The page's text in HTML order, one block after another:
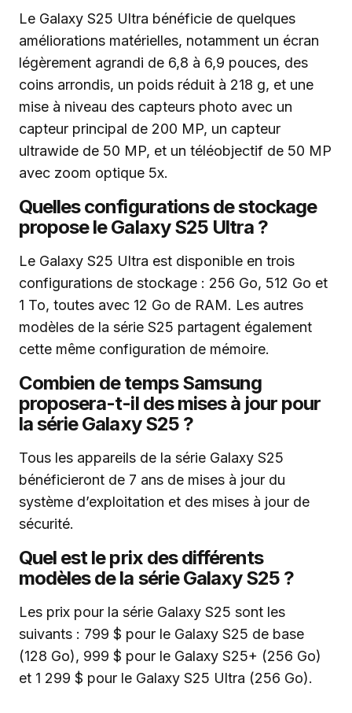
Le Galaxy S25 Ultra bénéficie de quelques
améliorations matérielles, notamment un écran
légèrement agrandi de 6,8 à 6,9 pouces, des
coins arrondis, un poids réduit à 218 g, et une
mise à niveau des capteurs photo avec un
capteur principal de 200 MP, un capteur
ultrawide de 50 MP, et un téléobjectif de 50 MP
avec zoom optique 5x.
Quelles configurations de stockage
propose le Galaxy S25 Ultra ?
Le Galaxy S25 Ultra est disponible en trois
configurations de stockage : 256 Go, 512 Go et
1 To, toutes avec 12 Go de RAM. Les autres
modèles de la série S25 partagent également
cette même configuration de mémoire.
Combien de temps Samsung
proposera-t-il des mises à jour pour
la série Galaxy S25 ?
Tous les appareils de la série Galaxy S25
bénéficieront de 7 ans de mises à jour du
système d’exploitation et des mises à jour de
sécurité.
Quel est le prix des différents
modèles de la série Galaxy S25 ?
Les prix pour la série Galaxy S25 sont les
suivants : 799 $ pour le Galaxy S25 de base
(128 Go), 999 $ pour le Galaxy S25+ (256 Go)
et 1 299 $ pour le Galaxy S25 Ultra (256 Go).